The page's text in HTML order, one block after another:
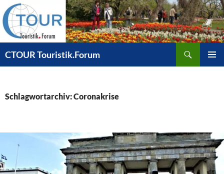
Zum
Inhalt
springen
CTOUR Touristik.Forum
Schlagwortarchiv: Coronakrise